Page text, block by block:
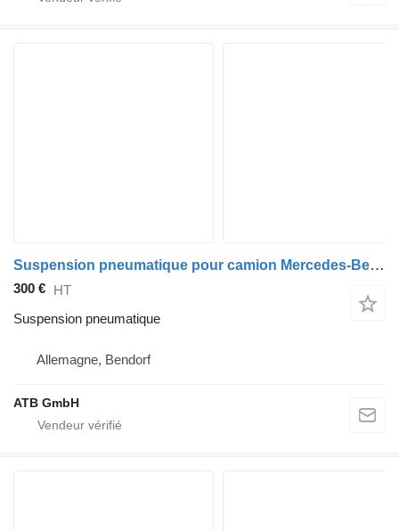
Suspension pneumatique pour camion Mercedes-Benz Actros MP4 2545 Euro6
300 € HT
Suspension pneumatique
Allemagne, Bendorf
ATB GmbH